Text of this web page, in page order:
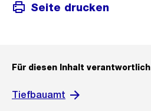
Seite drucken
Für diesen Inhalt verantwortlich
Tiefbauamt